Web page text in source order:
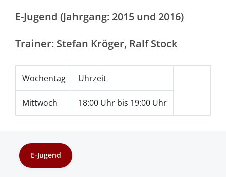
E-Jugend (Jahrgang: 2015 und 2016)
Trainer: Stefan Kröger, Ralf Stock
Wochentag Uhrzeit
Mittwoch 18:00 Uhr bis 19:00 Uhr
E-Jugend